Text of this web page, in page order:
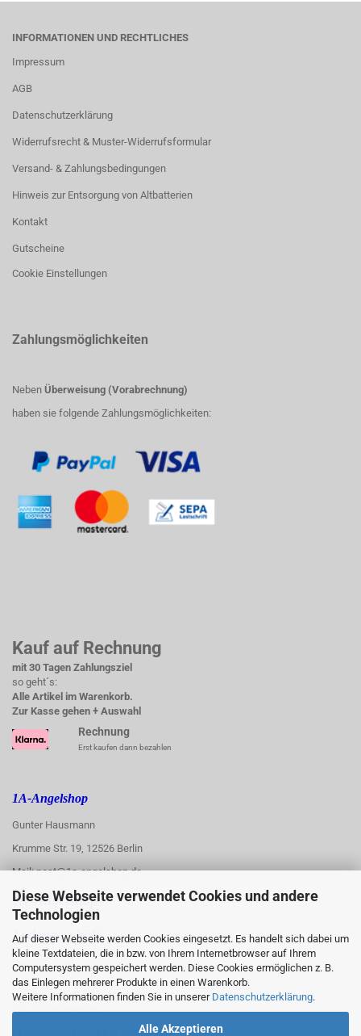
Diese Webseite verwendet Cookies und andere
Technologien
Auf dieser Webseite werden Cookies eingesetzt. Es handelt sich dabei um
kleine Textdateien, die in bzw. von Ihrem Internetbrowser auf Ihrem
Computersystem gespeichert werden. Diese Cookies ermöglichen z. B.
das Einlegen mehrerer Produkte in einen Warenkorb.
Weitere Informationen finden Sie in unserer Datenschutzerklärung.
Alle Akzeptieren
INFORMATIONEN UND RECHTLICHES
Impressum
AGB
Datenschutzerklärung
Widerrufsrecht & Muster-Widerrufsformular
Versand- & Zahlungsbedingungen
Hinweis zur Entsorgung von Altbatterien
Kontakt
Gutscheine
Cookie Einstellungen
Zahlungsmöglichkeiten
Neben Überweisung (Vorabrechnung)
haben sie folgende Zahlungsmöglichkeiten:
Kauf auf Rechnung
mit 30 Tagen Zahlungsziel
so geht´s:
Alle Artikel im Warenkorb.
Zur Kasse gehen + Auswahl
Rechnung
Erst kaufen dann bezahlen
1A-Angelshop
Gunter Hausmann
Krumme Str. 19, 12526 Berlin
Mail: post@1a-angelshop.de
1A-Angelshop-
Ladengeschäft::
Regattastr. 66
12527 Berlin
Tel.: 030/67890006
Mobil/WhatsApp: 0176 550 90 773